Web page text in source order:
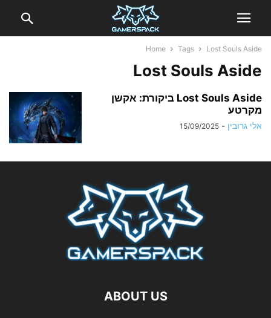
Home Tags Lost Souls Aside
Lost Souls Aside
Lost Souls Aside ביקורת: אקשן
מקרטע
אלי גרובין -
15/09/2025
ABOUT US